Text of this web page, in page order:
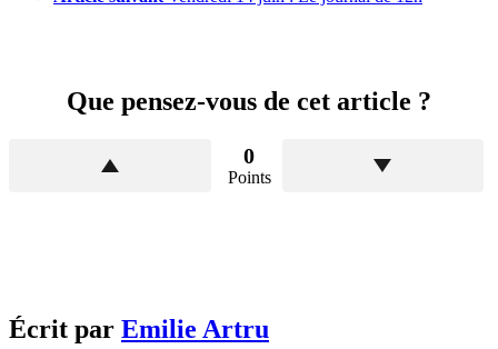
Que pensez-vous de cet article ?
0
Points
Écrit par Emilie Artru